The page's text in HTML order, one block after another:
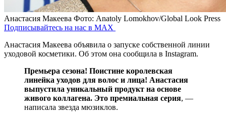
Анастасия Макеева Фото: Anatoly Lomokhov/Global Look Press
Подписывайтесь на нас в MAX
Анастасия Макеева объявила о запуске собственной линии
уходовой косметики. Об этом она сообщила в Instagram.
Премьера сезона! Поистине королевская
линейка уходов для волос и лица! Анастасия
выпустила уникальный продукт на основе
живого коллагена. Это премиальная серия, —
написала звезда мюзиклов.